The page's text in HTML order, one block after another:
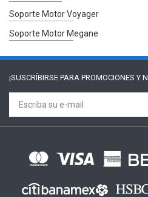
Soporte Motor Voyager
Soporte Motor Megane
¡SUSCRÍBIRSE PARA PROMOCIONES Y